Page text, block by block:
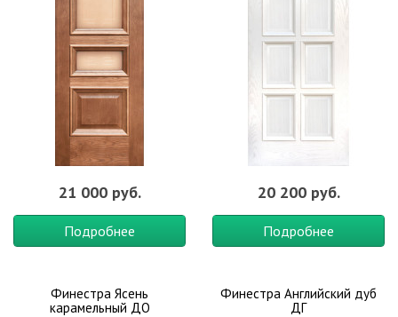
21 000 руб.
Подробнее
20 200 руб.
Подробнее
Финестра Ясень
карамельный ДО
Финестра Английский дуб
ДГ